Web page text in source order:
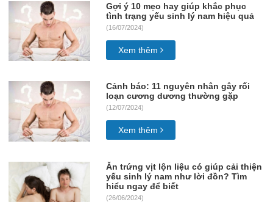
Gợi ý 10 mẹo hay giúp khắc phục
tình trạng yếu sinh lý nam hiệu quả
(16/07/2024)
Xem thêm
Cảnh báo: 11 nguyên nhân gây rối
loạn cương dương thường gặp
(12/07/2024)
Xem thêm
Ăn trứng vịt lộn liệu có giúp cải thiện
yếu sinh lý nam như lời đồn? Tìm
hiểu ngay để biết
(26/06/2024)